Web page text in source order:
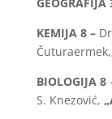
KEMIJA 8 –
Čuturaermek,
BIOLOGIJA 8
S. Knezović,